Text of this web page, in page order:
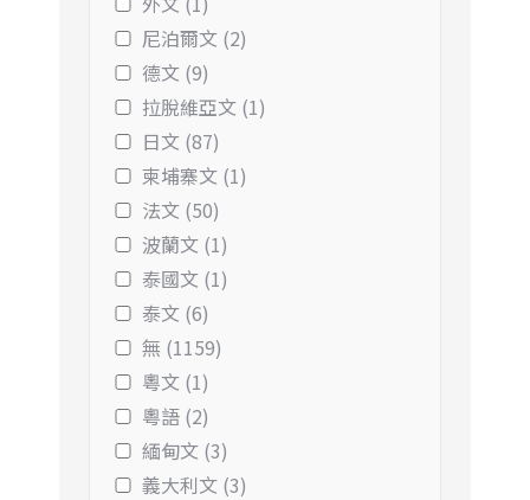
尼泊爾文 (2)
德文 (9)
拉脫維亞文 (1)
日文 (87)
柬埔寨文 (1)
法文 (50)
波蘭文 (1)
泰國文 (1)
泰文 (6)
無 (1159)
粵文 (1)
粵語 (2)
緬甸文 (3)
義大利文 (3)